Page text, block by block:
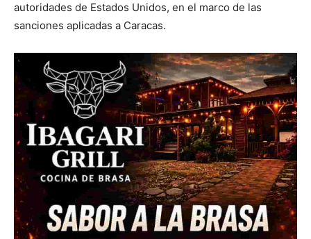
autoridades de Estados Unidos, en el marco de las
sanciones aplicadas a Caracas.